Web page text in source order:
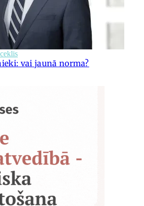
vai jaunā norma?